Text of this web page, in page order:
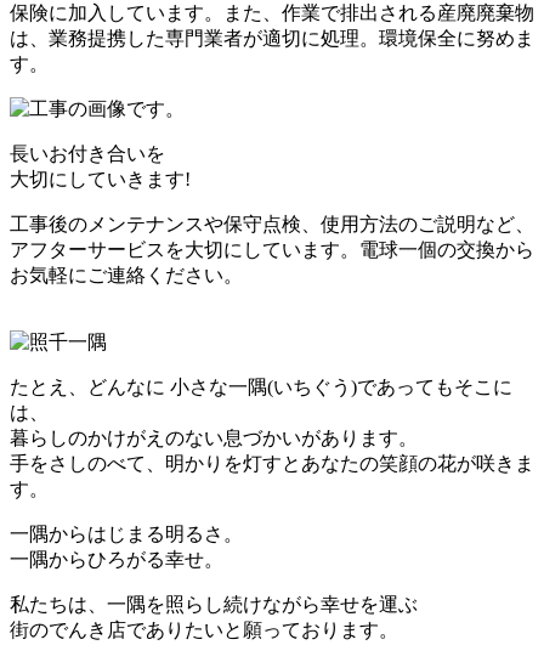
保険に加入しています。また、作業で排出される産廃廃棄物
は、業務提携した専門業者が適切に処理。環境保全に努めま
す。
長いお付き合いを
大切にしていきます!
工事後のメンテナンスや保守点検、使用方法のご説明など、
アフターサービスを大切にしています。電球一個の交換から
お気軽にご連絡ください。
たとえ、どんなに 小さな一隅(いちぐう)であってもそこに
は、
暮らしのかけがえのない息づかいがあります。
手をさしのべて、明かりを灯すとあなたの笑顔の花が咲きま
す。
一隅からはじまる明るさ。
一隅からひろがる幸せ。
私たちは、一隅を照らし続けながら幸せを運ぶ
街のでんき店でありたいと願っております。